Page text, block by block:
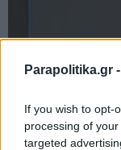
Parapolitika.gr -
If you wish to opt-
processing of
targeted